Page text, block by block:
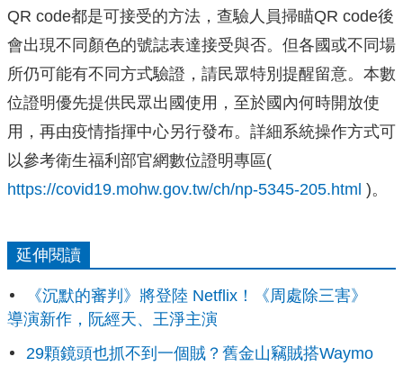
QR code都是可接受的方法，查驗人員掃瞄QR code後
會出現不同顏色的號誌表達接受與否。但各國或不同場
所仍可能有不同方式驗證，請民眾特別提醒留意。本數
位證明優先提供民眾出國使用，至於國內何時開放使
用，再由疫情指揮中心另行發布。詳細系統操作方式可
以參考衛生福利部官網數位證明專區(
https://covid19.mohw.gov.tw/ch/np-5345-205.html )。
延伸閱讀
《沉默的審判》將登陸 Netflix！《周處除三害》
導演新作，阮經天、王淨主演
29顆鏡頭也抓不到一個賊？舊金山竊賊搭Waymo